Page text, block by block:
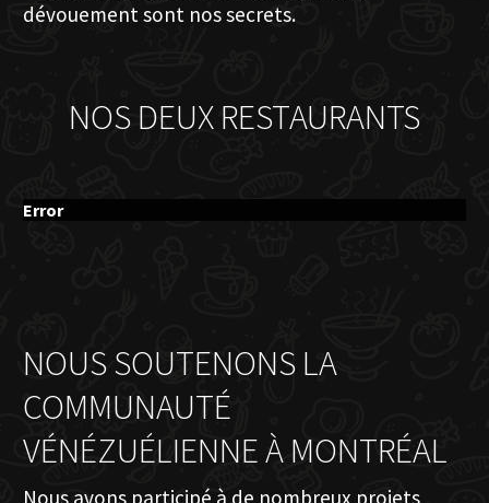
dévouement sont nos secrets.
NOS DEUX RESTAURANTS
Error
NOUS SOUTENONS LA
COMMUNAUTÉ
VÉNÉZUÉLIENNE À MONTRÉAL
Nous avons participé à de nombreux projets